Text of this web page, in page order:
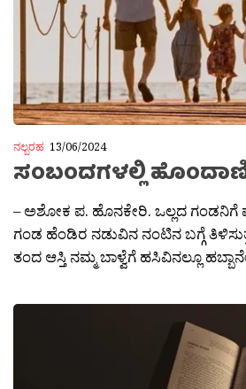
ನಲ್ಬರಹ 13/06/2024
ಸಂಬಂದಗಳಲ್ಲಿ
– ಅಶೋಕ ಪ. ಹೊನಕೇರಿ. ಒಲ್ಲದ ಗಂಡನಿಗೆ
ಗಂಡ ಹೆಂಡಿರ ನಡುವಿನ ನಂಟಿನ ಬಗ್ಗೆ
ತಂದ ಆಸ್ತಿ ನಮ್ಮ ಬಾಳ್ವೆಗೆ ಹಸಿವಿನಲ್ಲೂ